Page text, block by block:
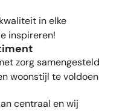
in elke
inspireren!
zorg samengesteld
woonstijl te voldoen
centraal en wij